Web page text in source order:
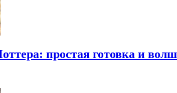
простая готовка и